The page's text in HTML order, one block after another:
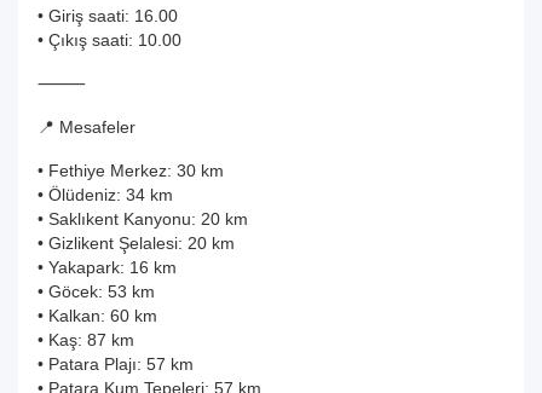
• Giriş saati: 16.00
• Çıkış saati: 10.00
⸻
📍 Mesafeler
• Fethiye Merkez: 30 km
• Ölüdeniz: 34 km
• Saklıkent Kanyonu: 20 km
• Gizlikent Şelalesi: 20 km
• Yakapark: 16 km
• Göcek: 53 km
• Kalkan: 60 km
• Kaş: 87 km
• Patara Plajı: 57 km
• Patara Kum Tepeleri: 57 km